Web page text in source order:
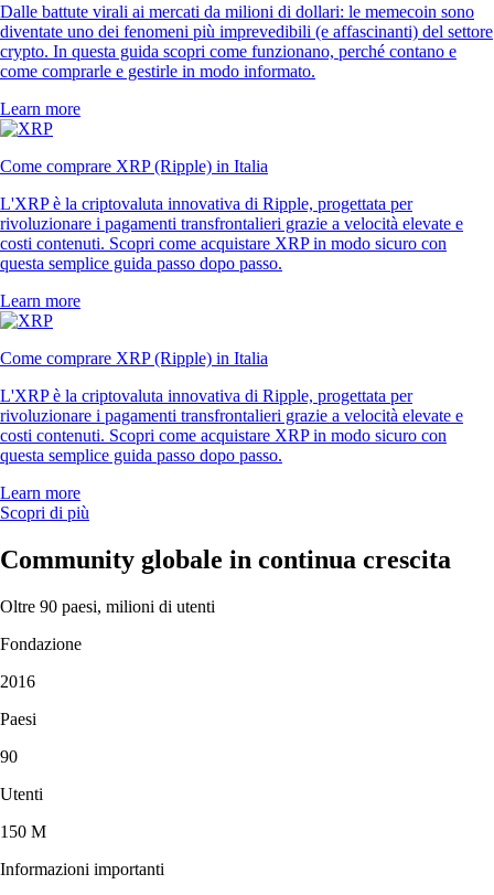
Dalle battute virali ai mercati da milioni di dollari: le memecoin sono
diventate uno dei fenomeni più imprevedibili (e affascinanti) del settore
crypto. In questa guida scopri come funzionano, perché contano e
come comprarle e gestirle in modo informato.
Learn more
Come comprare XRP (Ripple) in Italia
L'XRP è la criptovaluta innovativa di Ripple, progettata per
rivoluzionare i pagamenti transfrontalieri grazie a velocità elevate e
costi contenuti. Scopri come acquistare XRP in modo sicuro con
questa semplice guida passo dopo passo.
Learn more
Come comprare XRP (Ripple) in Italia
L'XRP è la criptovaluta innovativa di Ripple, progettata per
rivoluzionare i pagamenti transfrontalieri grazie a velocità elevate e
costi contenuti. Scopri come acquistare XRP in modo sicuro con
questa semplice guida passo dopo passo.
Learn more
Scopri di più
Community globale in continua crescita
Oltre 90 paesi, milioni di utenti
Fondazione
2016
Paesi
90
Utenti
150 M
Informazioni importanti